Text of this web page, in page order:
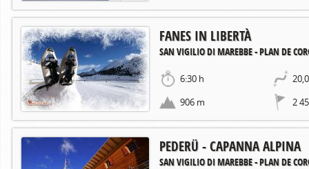
FANES IN LIBERTÀ
SAN VIGILIO DI MAREBBE - PLAN DE
6:30 h
906 m
2
PEDERÜ - CAPANNA ALPINA
SAN VIGILIO DI MAREBBE - PLAN DE